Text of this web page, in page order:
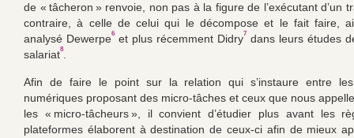
de « tâcheron » renvoie, non pas à la figure de l’exécutant d’un
contraire, à celle de celui qui le décompose et le fait faire,
analysé Dewerpe6 et plus récemment Didry7 dans leurs études
salariat8.
Afin de faire le point sur la relation qui s’instaure entre les
numériques proposant des micro-tâches et ceux que nous
les « micro-tâcheurs », il convient d’étudier plus avant les
plateformes élaborent à destination de ceux-ci afin de mieux